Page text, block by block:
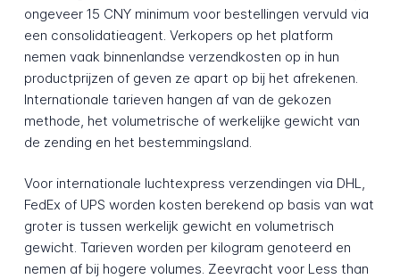
ongeveer 15 CNY minimum voor bestellingen vervuld via
een consolidatieagent. Verkopers op het platform
nemen vaak binnenlandse verzendkosten op in hun
productprijzen of geven ze apart op bij het afrekenen.
Internationale tarieven hangen af van de gekozen
methode, het volumetrische of werkelijke gewicht van
de zending en het bestemmingsland.
Voor internationale luchtexpress verzendingen via DHL,
FedEx of UPS worden kosten berekend op basis van wat
groter is tussen werkelijk gewicht en volumetrisch
gewicht. Tarieven worden per kilogram genoteerd en
nemen af bij hogere volumes. Zeevracht voor Less than